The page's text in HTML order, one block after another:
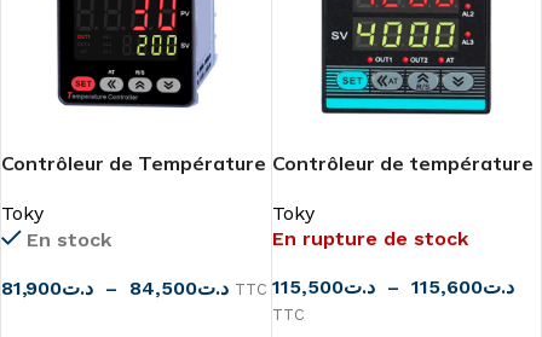
Contrôleur de Température
Toky
En stock
د.ت81,900 – د.ت84,500
TTC
Contrôleur de température
Toky
En rupture de stock
د.ت115,500 – د.ت115,600
TTC